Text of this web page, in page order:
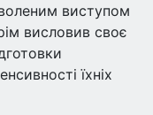
виступом
висловив своє
їхніх